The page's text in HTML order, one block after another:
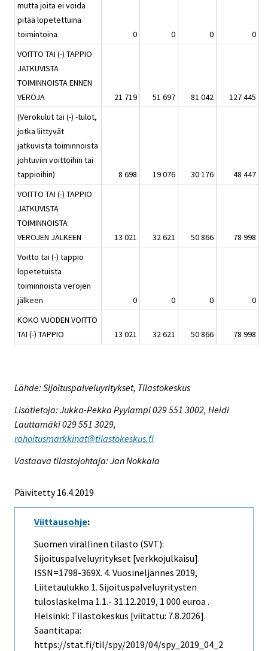
mutta joita ei voida
pitää lopetettuina
toimintoina
0 0 0
0
VOITTO TAI (-) TAPPIO
JATKUVISTA
TOIMINNOISTA ENNEN
VEROJA
21 719 51 697 81 042
127 445
(Verokulut tai (-) -tulot,
jotka liittyvät
jatkuvista toiminnoista
johtuviin voittoihin tai
tappioihin)
8 698 19 076 30 176
48 447
VOITTO TAI (-) TAPPIO
JATKUVISTA
TOIMINNOISTA
VEROJEN JÄLKEEN
13 021 32 621 50 866
78 998
Voitto tai (-) tappio
lopetetuista
toiminnoista verojen
jälkeen
0 0 0
0
KOKO VUODEN VOITTO
TAI (-) TAPPIO
13 021 32 621 50 866 78 998
Lähde: Sijoituspalveluyritykset, Tilastokeskus
Lisätietoja: Jukka-Pekka Pyylampi 029 551 3002, Heidi
Lauttamäki 029 551 3029,
rahoitusmarkkinat@tilastokeskus.fi
Vastaava tilastojohtaja: Jan Nokkala
Päivitetty 16.4.2019
Viittausohje:
Suomen virallinen tilasto (SVT):
Sijoituspalveluyritykset [verkkojulkaisu].
ISSN=1798-369X. 4. Vuosineljännes 2019,
Liitetaulukko 1. Sijoituspalveluyritysten
tuloslaskelma 1.1.- 31.12.2019, 1 000 euroa .
Helsinki: Tilastokeskus [viitattu: 7.8.2026].
Saantitapa:
https://stat.fi/til/spy/2019/04/spy_2019_04_2